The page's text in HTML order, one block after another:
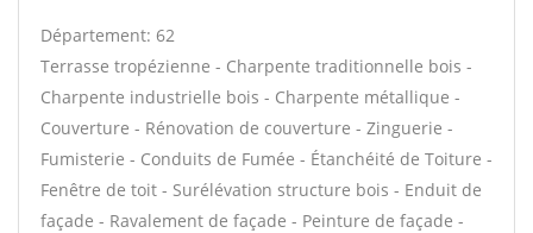
Département: 62
Terrasse tropézienne - Charpente traditionnelle bois -
Charpente industrielle bois - Charpente métallique -
Couverture - Rénovation de couverture - Zinguerie -
Fumisterie - Conduits de Fumée - Étanchéité de Toiture -
Fenêtre de toit - Surélévation structure bois - Enduit de
façade - Ravalement de façade - Peinture de façade -